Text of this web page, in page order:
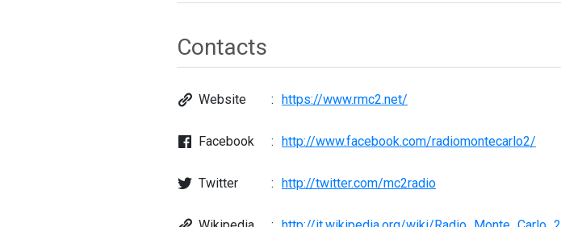
Contacts
Website https://www.rmc2.net/
Facebook http://www.facebook.com/radiomontecarlo2/
Twitter http://twitter.com/mc2radio